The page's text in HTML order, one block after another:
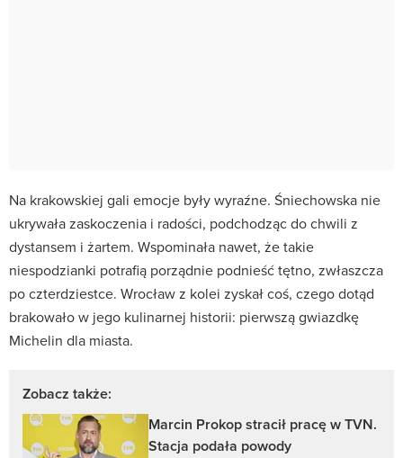
Na krakowskiej gali emocje były wyraźne. Śniechowska nie
ukrywała zaskoczenia i radości, podchodząc do chwili z
dystansem i żartem. Wspominała nawet, że takie
niespodzianki potrafią porządnie podnieść tętno, zwłaszcza
po czterdziestce. Wrocław z kolei zyskał coś, czego dotąd
brakowało w jego kulinarnej historii: pierwszą gwiazdkę
Michelin dla miasta.
Zobacz także:
Marcin Prokop stracił pracę w TVN.
Stacja podała powody